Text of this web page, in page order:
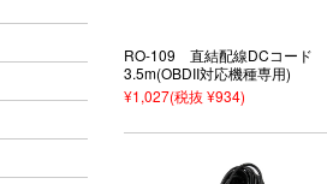
RO-109 直結配線DCコード
3.5m(OBDII対応機種専用)
¥1,027(税抜 ¥934)